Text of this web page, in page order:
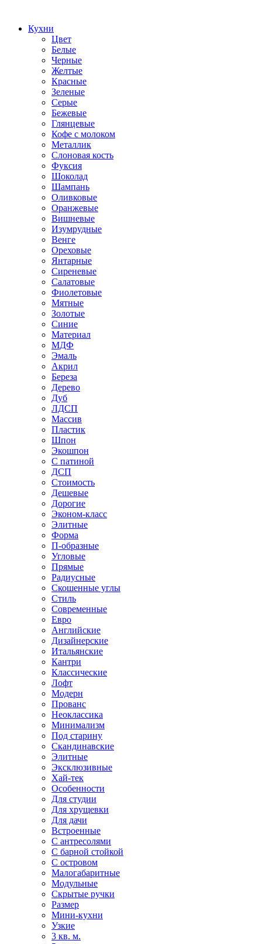
Кухни
Цвет
Белые
Черные
Желтые
Красные
Зеленые
Серые
Бежевые
Глянцевые
Кофе с молоком
Металлик
Слоновая кость
Фуксия
Шоколад
Шампань
Оливковые
Оранжевые
Вишневые
Изумрудные
Венге
Ореховые
Янтарные
Сиреневые
Салатовые
Фиолетовые
Мятные
Золотые
Синие
Материал
МДФ
Эмаль
Акрил
Береза
Дерево
Дуб
ЛДСП
Массив
Пластик
Шпон
Экошпон
С патиной
ДСП
Стоимость
Дешевые
Дорогие
Эконом-класс
Элитные
Форма
П-образные
Угловые
Прямые
Радиусные
Скошенные углы
Стиль
Современные
Евро
Английские
Дизайнерские
Итальянские
Кантри
Классические
Лофт
Модерн
Прованс
Неоклассика
Минимализм
Под старину
Скандинавские
Элитные
Эксклюзивные
Хай-тек
Особенности
Для студии
Для хрущевки
Для дачи
Встроенные
С антресолями
С барной стойкой
С островом
Малогабаритные
Модульные
Скрытые ручки
Размер
Мини-кухни
Узкие
3 кв. м.